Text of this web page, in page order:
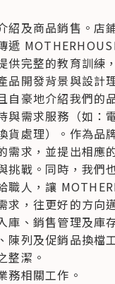
及商品銷售。店
遞
供完整的教育訓練
品開發背景與設計
自豪地介紹我們的
需求服務（如：
貨處理）。作為品
需求，並提出相應
挑戰。同時，我們
職人，讓
求，往更好的方向
、銷售管理及庫
列及促銷品換檔
整潔。
務相關工作。